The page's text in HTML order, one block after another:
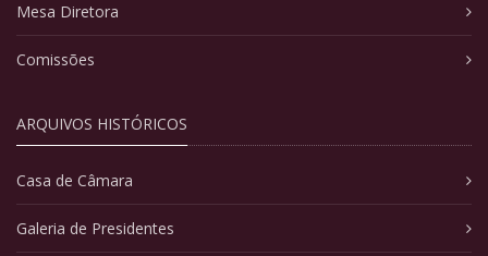
Mesa Diretora
Comissões
ARQUIVOS HISTÓRICOS
Casa de Câmara
Galeria de Presidentes